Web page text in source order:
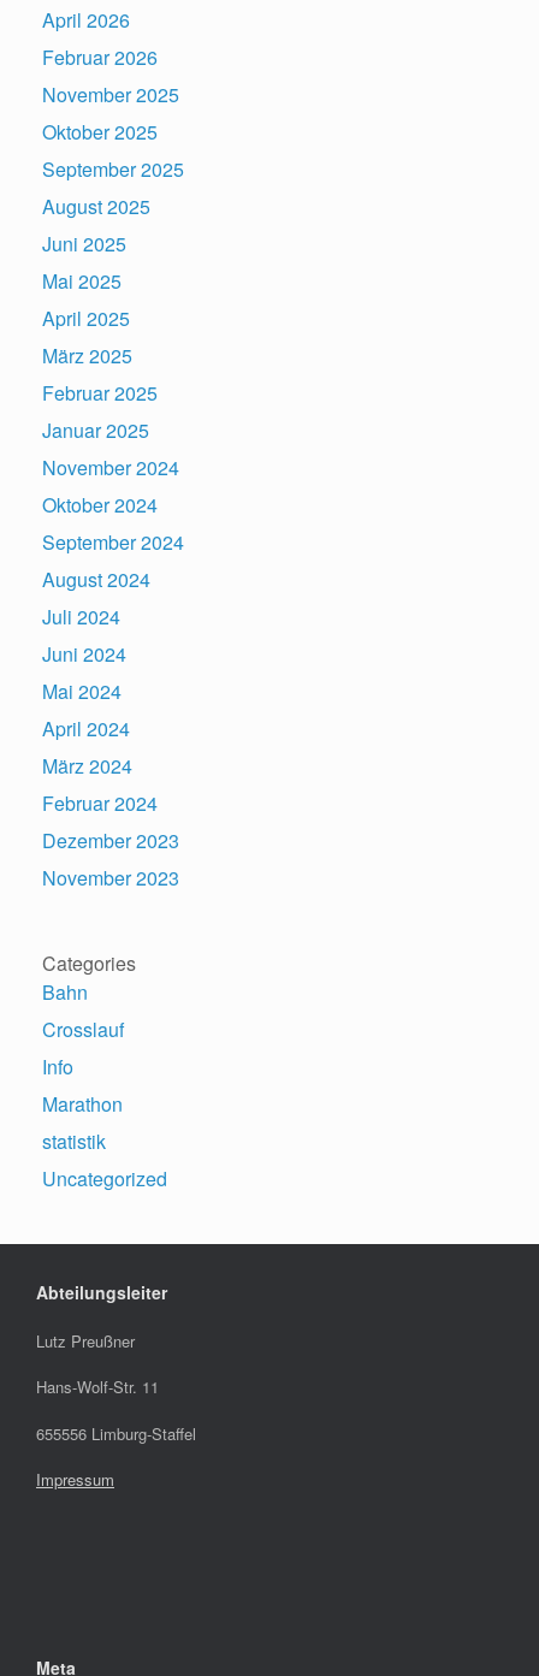
April 2026
Februar 2026
November 2025
Oktober 2025
September 2025
August 2025
Juni 2025
Mai 2025
April 2025
März 2025
Februar 2025
Januar 2025
November 2024
Oktober 2024
September 2024
August 2024
Juli 2024
Juni 2024
Mai 2024
April 2024
März 2024
Februar 2024
Dezember 2023
November 2023
Categories
Bahn
Crosslauf
Info
Marathon
statistik
Uncategorized
Abteilungsleiter
Lutz Preußner
Hans-Wolf-Str. 11
655556 Limburg-Staffel
Impressum
Meta